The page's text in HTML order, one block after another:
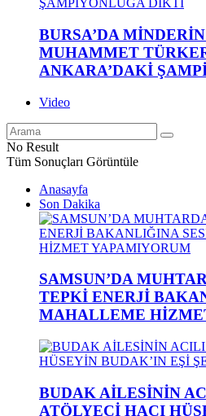
BURSA’DA
MUHAMMET
ANKARA’DAKİ
Video
No Result
Tüm Sonuçları Görüntüle
Anasayfa
Son Dakika
SAMSUN’DA
TEPKİ ENERJİ
MAHALLEME
BUDAK AİLESİNİN
ATÖLYECİ HACI